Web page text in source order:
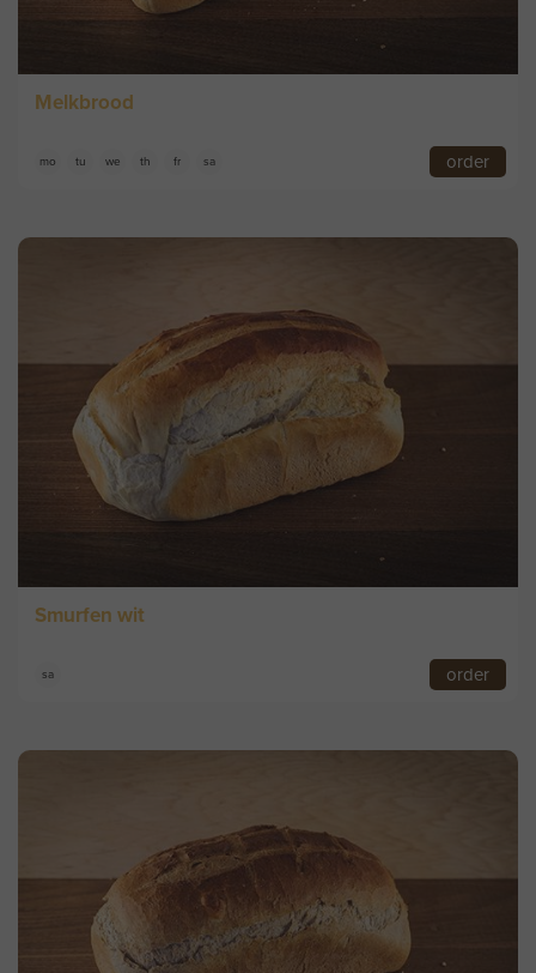
Melkbrood
mo tu we th fr sa order
Smurfen wit
sa order